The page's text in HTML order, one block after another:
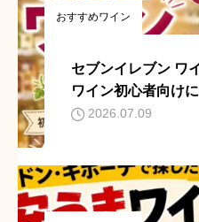
おすすめワイン
セブンイレブン ワ
ワイン初心者向け
介 2026.07.09